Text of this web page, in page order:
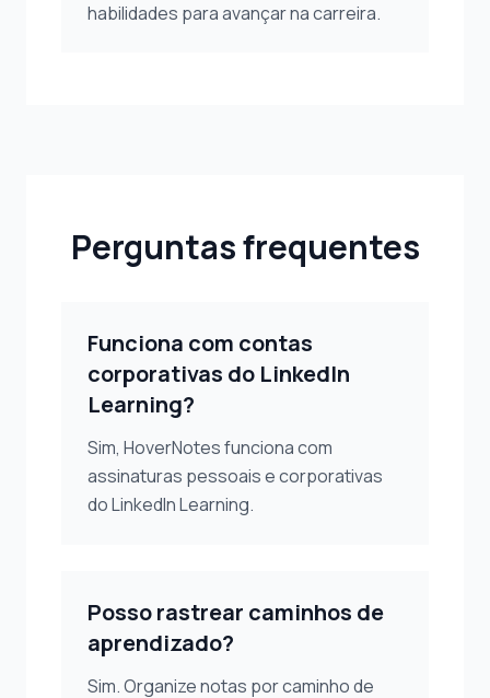
habilidades para avançar na carreira.
Perguntas frequentes
Funciona com contas
corporativas do LinkedIn
Learning?
Sim, HoverNotes funciona com
assinaturas pessoais e corporativas
do LinkedIn Learning.
Posso rastrear caminhos de
aprendizado?
Sim. Organize notas por caminho de